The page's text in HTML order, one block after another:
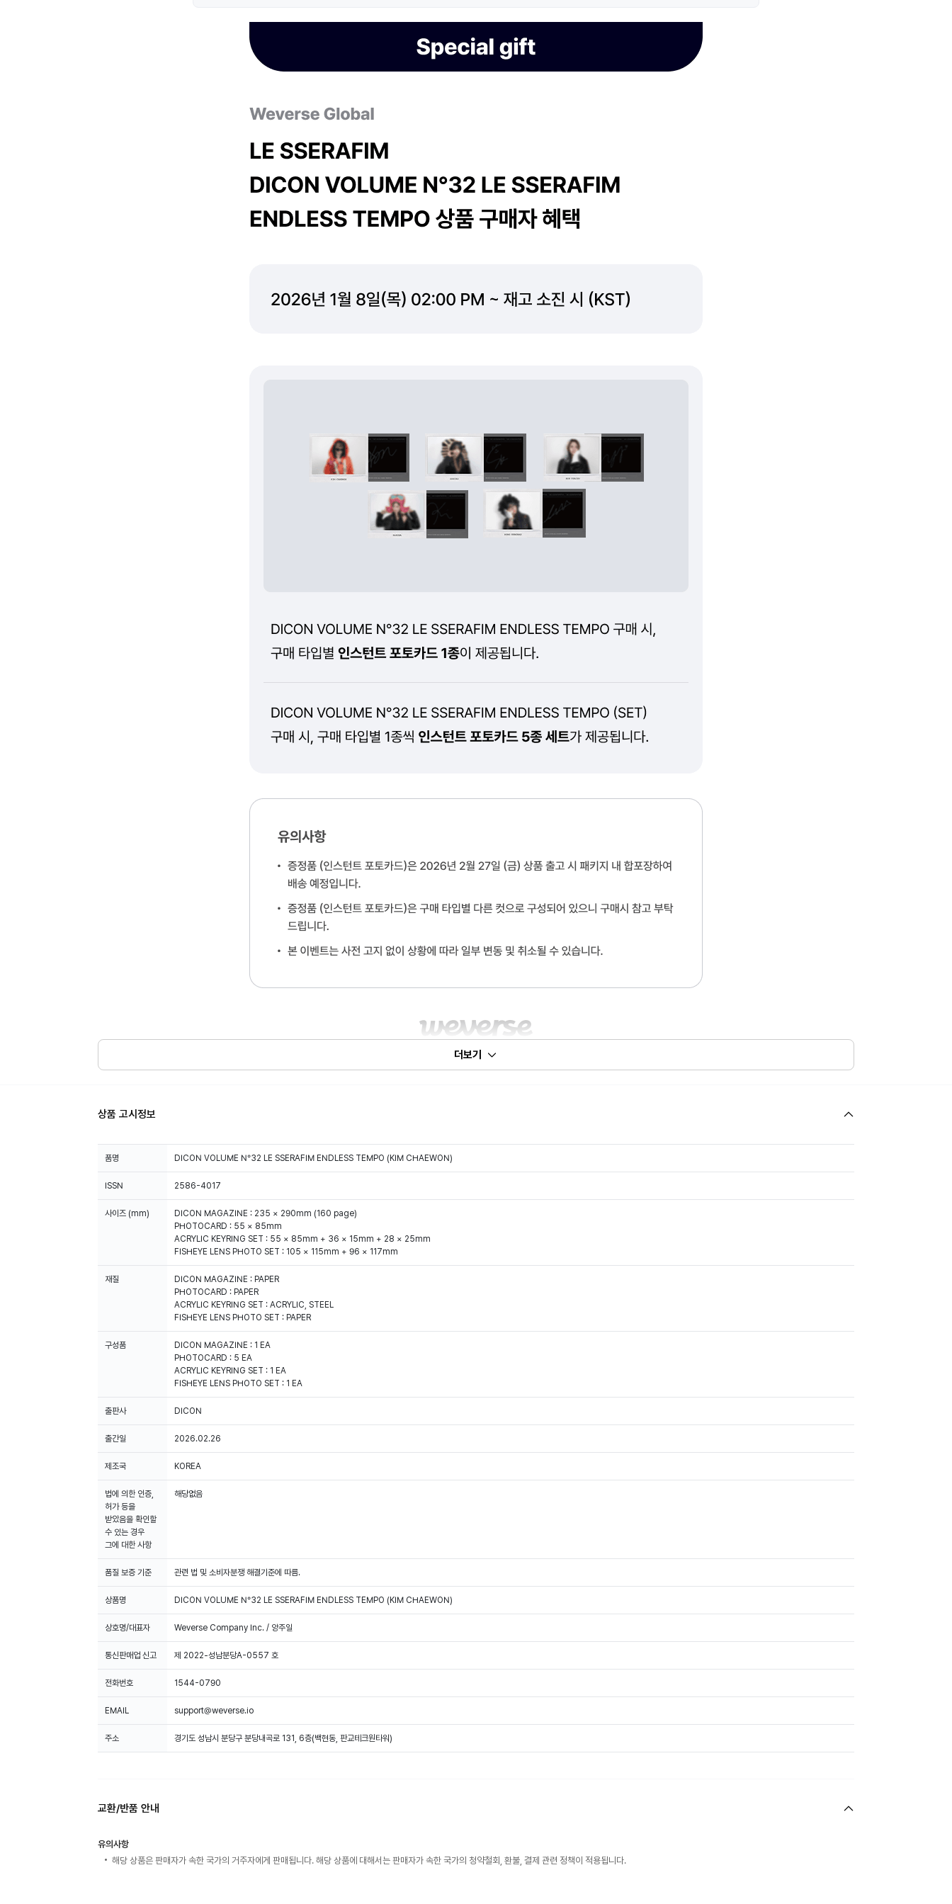
더보기
상품 고시정보
품명 DICON VOLUME N°32 LE SSERAFIM ENDLESS TEMPO (KIM CHAEWON)
ISSN 2586-4017
사이즈 (mm)
DICON MAGAZINE : 235 × 290mm (160 page)
PHOTOCARD : 55 × 85mm
ACRYLIC KEYRING SET : 55 × 85mm + 36 × 15mm + 28 × 25mm
FISHEYE LENS PHOTO SET : 105 × 115mm + 96 × 117mm
재질
DICON MAGAZINE : PAPER
PHOTOCARD : PAPER
ACRYLIC KEYRING SET : ACRYLIC, STEEL
FISHEYE LENS PHOTO SET : PAPER
구성품
DICON MAGAZINE : 1 EA
PHOTOCARD : 5 EA
ACRYLIC KEYRING SET : 1 EA
FISHEYE LENS PHOTO SET : 1 EA
출판사 DICON
출간일 2026.02.26
제조국 KOREA
법에 의한 인증,
허가 등을
받았음을 확인할
수 있는 경우
그에 대한 사항
해당없음
품질 보증 기준 관련 법 및 소비자분쟁 해결기준에 따름.
상품명 DICON VOLUME N°32 LE SSERAFIM ENDLESS TEMPO (KIM CHAEWON)
상호명/대표자 Weverse Company Inc. / 양주일
통신판매업 신고 제 2022-성남분당A-0557 호
전화번호 1544-0790
EMAIL support@weverse.io
주소 경기도 성남시 분당구 분당내곡로 131, 6층(백현동, 판교테크원타워)
교환/반품 안내
유의사항
해당 상품은 판매자가 속한 국가의 거주자에게 판매됩니다. 해당 상품에 대해서는 판매자가 속한 국가의 청약철회, 환불, 결제 관련 정책이 적용됩니다.